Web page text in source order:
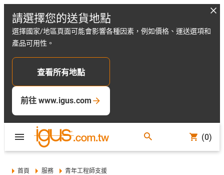
請選擇您的送貨地點
選擇國家/地區頁面可能會影響各種因素，例如價格、運送選項和
產品可用性。
查看所有地點
前往 www.igus.com
(0)
首頁 服務 青年工程師支援